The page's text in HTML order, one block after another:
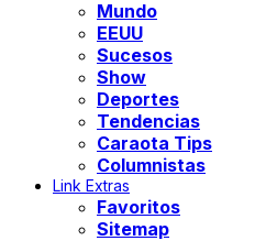
Mundo
EEUU
Sucesos
Show
Deportes
Tendencias
Caraota Tips
Columnistas
Link Extras
Favoritos
Sitemap